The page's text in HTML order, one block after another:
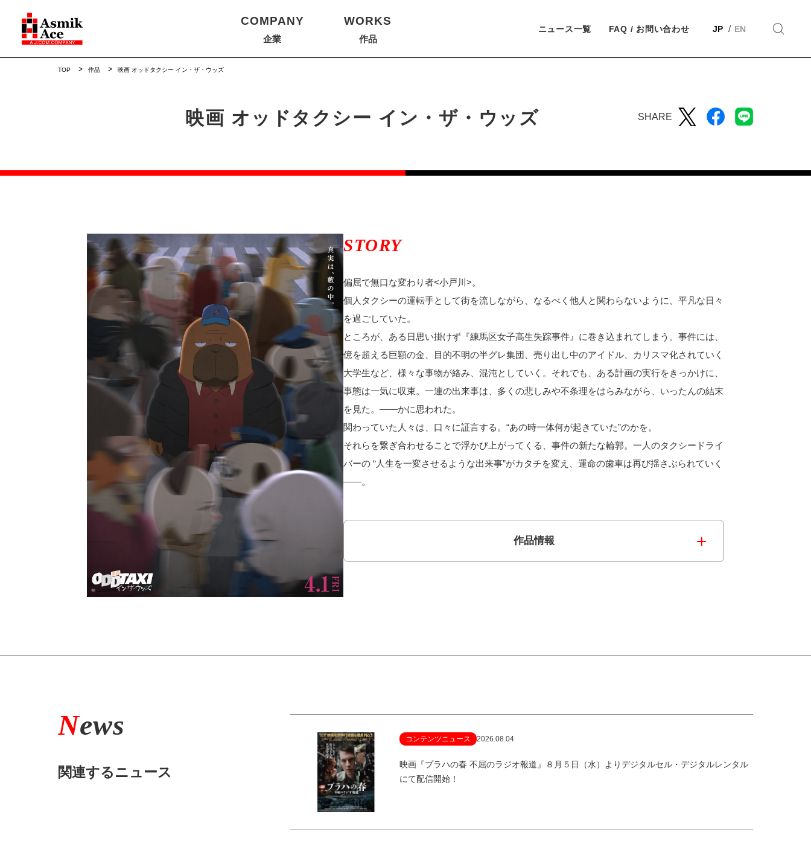
COMPANY
企業
WORKS
作品
ニュース一覧 FAQ / お問い合わせ JP EN
TOP 作品 映画 オッドタクシー イン・ザ・ウッズ
映画 オッドタクシー イン・ザ・ウッズ SHARE
STORY
偏屈で無口な変わり者<小戸川>。
個人タクシーの運転手として街を流しながら、なるべく他人と関わらないように、平凡な日々
を過ごしていた。
ところが、ある日思い掛けず『練馬区女子高生失踪事件』に巻き込まれてしまう。事件には、
億を超える巨額の金、目的不明の半グレ集団、売り出し中のアイドル、カリスマ化されていく
大学生など、様々な事物が絡み、混沌としていく。それでも、ある計画の実行をきっかけに、
事態は一気に収束。一連の出来事は、多くの悲しみや不条理をはらみながら、いったんの結末
を見た。――かに思われた。
関わっていた人々は、口々に証言する。“あの時一体何が起きていた”のかを。
それらを繋ぎ合わせることで浮かび上がってくる、事件の新たな輪郭。一人のタクシードライ
バーの “人生を一変させるような出来事”がカタチを変え、運命の歯車は再び揺さぶられていく
――。
作品情報
News
関連するニュース
コンテンツニュース 2026.08.04
映画『プラハの春 不屈のラジオ報道』８月５日（水）よりデジタルセル・デジタルレンタル
にて配信開始！